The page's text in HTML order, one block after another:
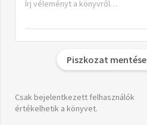
Piszkozat mentése
Csak bejelentkezett felhasználók
értékelhetik a könyvet.